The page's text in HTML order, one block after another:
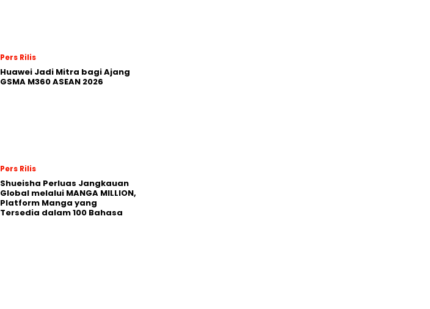
Pers Rilis
Huawei Jadi Mitra bagi Ajang
GSMA M360 ASEAN 2026
Pers Rilis
Shueisha Perluas Jangkauan
Global melalui MANGA MILLION,
Platform Manga yang
Tersedia dalam 100 Bahasa